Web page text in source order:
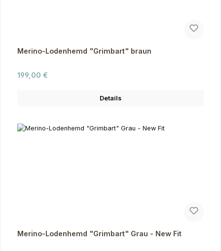
Merino-Lodenhemd "Grimbart" braun
Regulärer Preis:
199,00 €
Details
Merino-Lodenhemd "Grimbart" Grau - New Fit